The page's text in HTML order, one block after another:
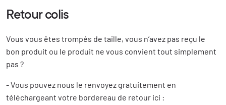
Retour colis
Vous vous êtes trompés de taille, vous n’avez pas reçu le
bon produit ou le produit ne vous convient tout simplement
pas ?
- Vous pouvez nous le renvoyez gratuitement en
téléchargeant votre bordereau de retour ici :